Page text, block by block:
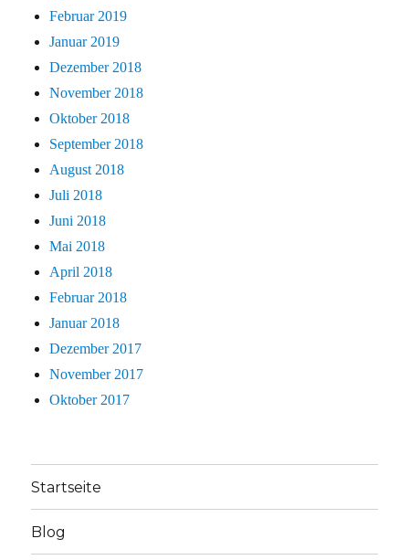
Februar 2019
Januar 2019
Dezember 2018
November 2018
Oktober 2018
September 2018
August 2018
Juli 2018
Juni 2018
Mai 2018
April 2018
Februar 2018
Januar 2018
Dezember 2017
November 2017
Oktober 2017
Startseite
Blog